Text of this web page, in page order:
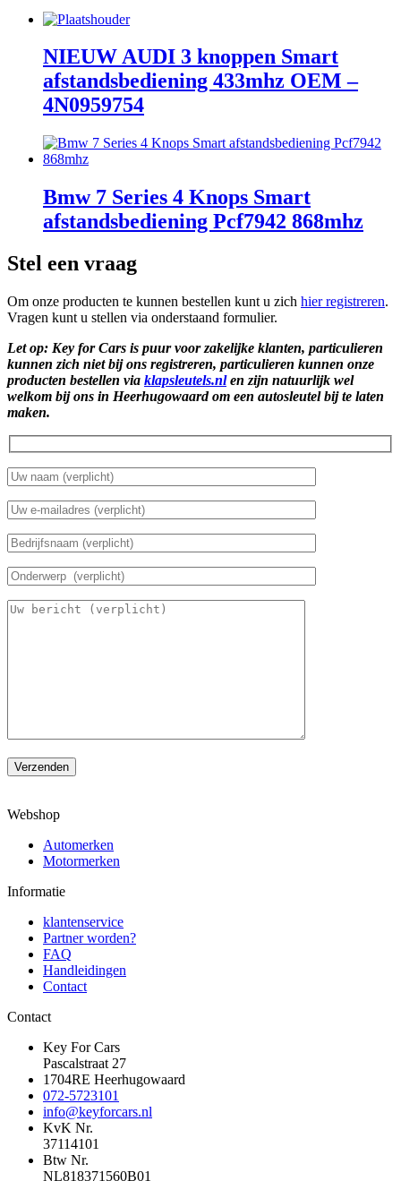
NIEUW AUDI 3 knoppen Smart
afstandsbediening 433mhz OEM –
4N0959754
Bmw 7 Series 4 Knops Smart
afstandsbediening Pcf7942 868mhz
Stel een vraag
Om onze producten te kunnen bestellen kunt u zich hier registreren.
Vragen kunt u stellen via onderstaand formulier.
Let op: Key for Cars is puur voor zakelijke klanten, particulieren
kunnen zich niet bij ons registreren, particulieren kunnen onze
producten bestellen via klapsleutels.nlen zijn natuurlijk wel
welkom bij ons in Heerhugowaard om een autosleutel bij te laten
maken.
Verzenden
Webshop
Automerken
Motormerken
Informatie
klantenservice
Partner worden?
FAQ
Handleidingen
Contact
Contact
Key For Cars
Pascalstraat 27
1704RE Heerhugowaard
072-5723101
info@keyforcars.nl
KvK Nr.
37114101
Btw Nr.
NL818371560B01